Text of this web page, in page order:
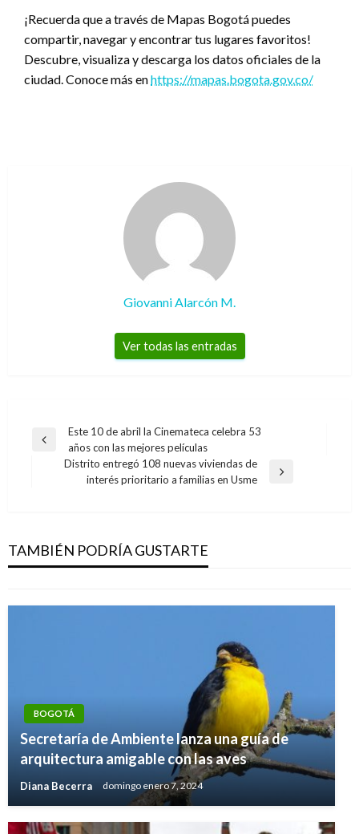
¡Recuerda que a través de Mapas Bogotá puedes
compartir, navegar y encontrar tus lugares favoritos!
Descubre, visualiza y descarga los datos oficiales de la
ciudad. Conoce más enhttps://mapas.bogota.gov.co/
Giovanni Alarcón M.
Ver todas las entradas
Navegación
entradas
Entrada
anterior
Este 10 de abril la Cinemateca celebra 53
años con las mejores películas
Distrito entregó 108 nuevas viviendas de
interés prioritario a familias en Usme
TAMBIÉN PODRÍA GUSTARTE
está en fase terminal
Iván Briceño miércoles octubre 17, 2018
BOGOTÁ
Secretaría de Ambiente lanza una guía de
arquitectura amigable con las aves
Diana Becerra domingo enero 7, 2024